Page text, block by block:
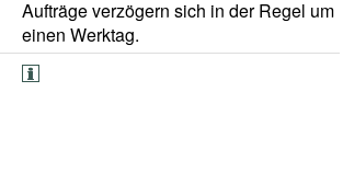
Aufträge verzögern sich in der Regel um
einen Werktag.